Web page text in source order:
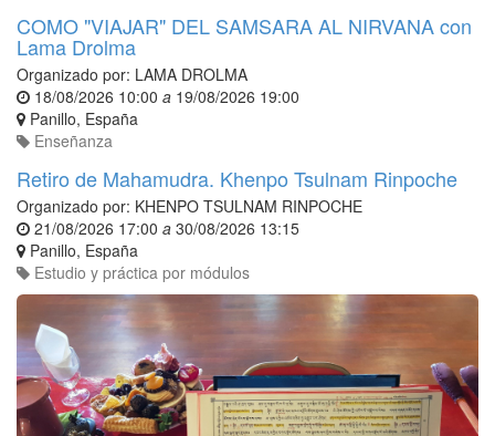
COMO "VIAJAR" DEL SAMSARA AL NIRVANA con
Lama Drolma
Organizado por: LAMA DROLMA
18/08/2026 10:00 a 19/08/2026 19:00
Panillo, España
Enseñanza
Retiro de Mahamudra. Khenpo Tsulnam Rinpoche
Organizado por: KHENPO TSULNAM RINPOCHE
21/08/2026 17:00 a 30/08/2026 13:15
Panillo, España
Estudio y práctica por módulos